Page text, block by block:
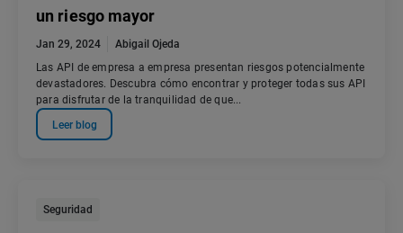
un riesgo mayor
Jan 29, 2024
Abigail Ojeda
Las API de empresa a empresa presentan riesgos potencialmente
devastadores. Descubra cómo encontrar y proteger todas sus API
para disfrutar de la tranquilidad de que...
Leer blog
Seguridad